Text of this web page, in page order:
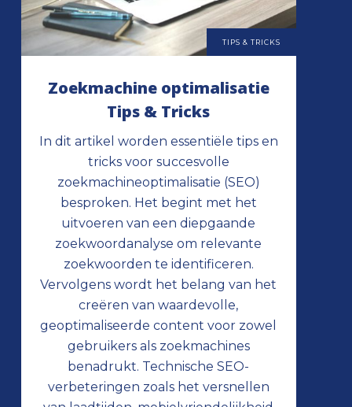
TIPS & TRICKS
Zoekmachine optimalisatie
Tips & Tricks
In dit artikel worden essentiële tips en
tricks voor succesvolle
zoekmachineoptimalisatie (SEO)
besproken. Het begint met het
uitvoeren van een diepgaande
zoekwoordanalyse om relevante
zoekwoorden te identificeren.
Vervolgens wordt het belang van het
creëren van waardevolle,
geoptimaliseerde content voor zowel
gebruikers als zoekmachines
benadrukt. Technische SEO-
verbeteringen zoals het versnellen